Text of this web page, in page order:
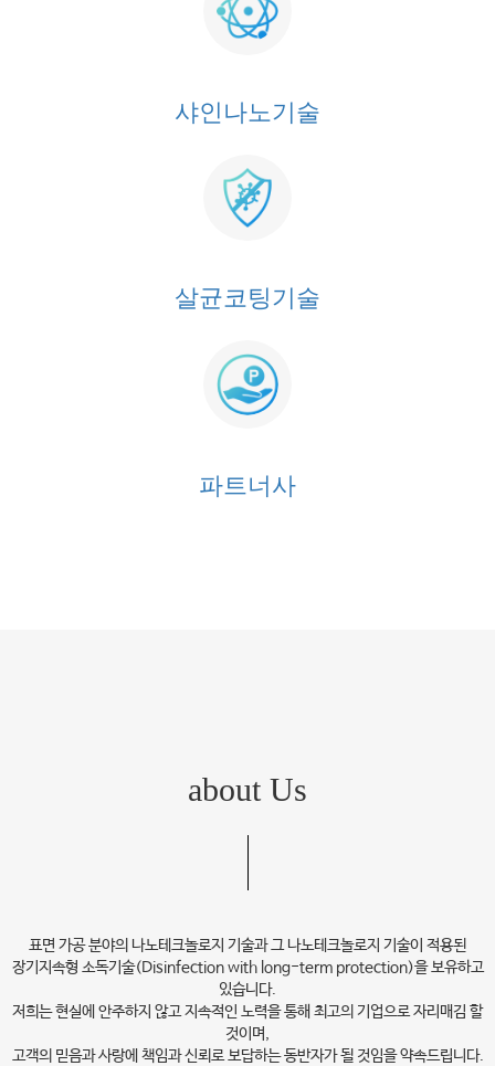
샤인나노기술
살균코팅기술
파트너사
about Us
표면 가공 분야의 나노테크놀로지 기술과 그 나노테크놀로지 기술이 적용된
장기지속형 소독기술(Disinfection with long-term protection)을 보유하고
있습니다.
저희는 현실에 안주하지 않고 지속적인 노력을 통해 최고의 기업으로 자리매김 할
것이며,
고객의 믿음과 사랑에 책임과 신뢰로 보답하는 동반자가 될 것임을 약속드립니다.